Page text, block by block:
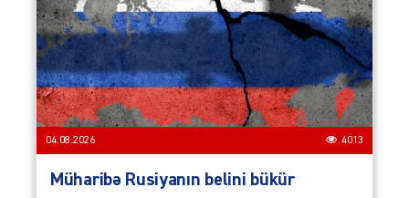
04.08.2026 4013
Müharibə Rusiyanın belini bükür